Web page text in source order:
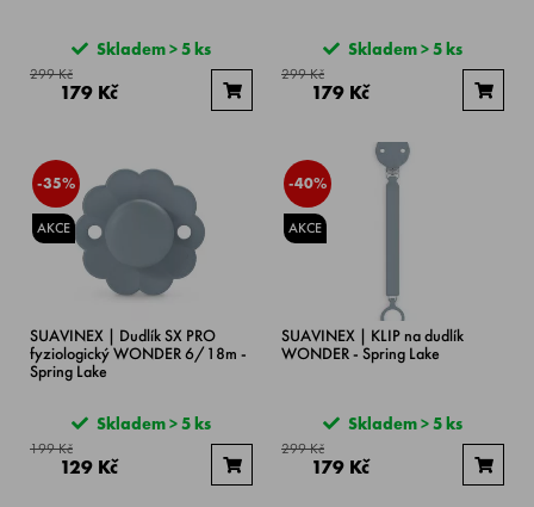
Skladem > 5 ks
299 Kč
179 Kč
Skladem > 5 ks
299 Kč
179 Kč
-35%
AKCE
SUAVINEX | Dudlík SX PRO
fyziologický WONDER 6/18m -
Spring Lake
Skladem > 5 ks
199 Kč
129 Kč
-40%
AKCE
SUAVINEX | KLIP na dudlík
WONDER - Spring Lake
Skladem > 5 ks
299 Kč
179 Kč